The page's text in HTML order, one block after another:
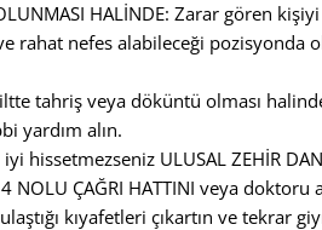
HALİNDE: Zarar gören kişiyi
rahat nefes alabileceği pozisyonda
tahriş veya döküntü olması
yardım alın.
hissetmezseniz ULUSAL ZEHİR
NOLU ÇAĞRI HATTINI veya doktoru
kıyafetleri çıkartın ve tekrar